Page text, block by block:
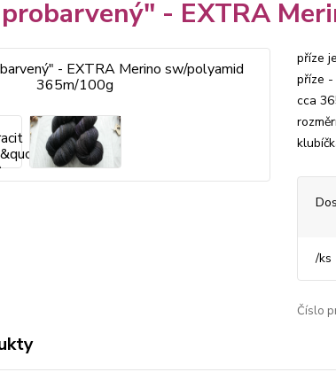
- EXTRA
příze
příze -
cca
/ks
Číslo